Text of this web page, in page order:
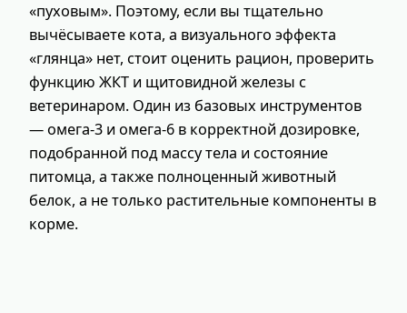
«пуховым». Поэтому, если вы тщательно
вычёсываете кота, а визуального эффекта
«глянца» нет, стоит оценить рацион, проверить
функцию ЖКТ и щитовидной железы с
ветеринаром. Один из базовых инструментов
— омега‑3 и омега‑6 в корректной дозировке,
подобранной под массу тела и состояние
питомца, а также полноценный животный
белок, а не только растительные компоненты в
корме.